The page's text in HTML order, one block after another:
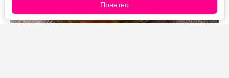
Понятно